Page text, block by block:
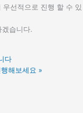
선적으로 진행 할 수 있
습니다.
다
해보세요 »